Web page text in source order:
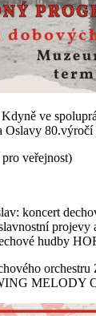
ve
Oslavy 80.výročí
veřejnost)
koncert
projevy
hudby
MELODY